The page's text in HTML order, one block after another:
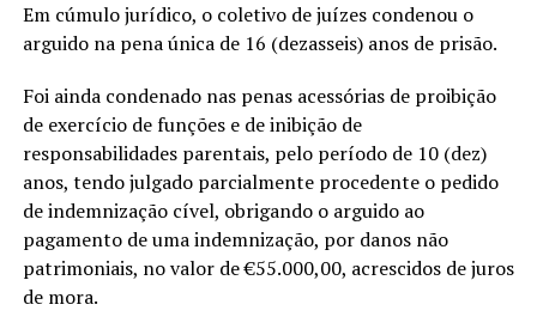
Em cúmulo jurídico, o coletivo de juízes condenou o
arguido na pena única de 16 (dezasseis) anos de prisão.
Foi ainda condenado nas penas acessórias de proibição
de exercício de funções e de inibição de
responsabilidades parentais, pelo período de 10 (dez)
anos, tendo julgado parcialmente procedente o pedido
de indemnização cível, obrigando o arguido ao
pagamento de uma indemnização, por danos não
patrimoniais, no valor de €55.000,00, acrescidos de juros
de mora.